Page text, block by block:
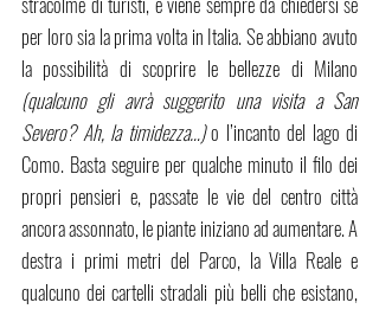
per loro sia la prima volta in Italia. Se abbiano avuto
la possibilità di scoprire le bellezze di Milano
(qualcuno gli avrà suggerito una visita a San
Severo? Ah, la timidezza…) o l’incanto del lago di
Como. Basta seguire per qualche minuto il filo dei
propri pensieri e, passate le vie del centro città
ancora assonnato, le piante iniziano ad aumentare. A
destra i primi metri del Parco, la Villa Reale e
qualcuno dei cartelli stradali più belli che esistano,